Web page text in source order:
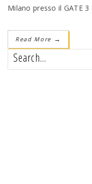
Milano presso il GATE 3
Read More →